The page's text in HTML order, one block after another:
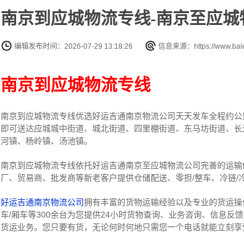
南京到应城物流专线-南京至应城
编辑发布时间：2026-07-29 13:18:26 信息来源：https://
南京到应城物流专线
南京到应城物流专线优选好运吉通南京物流公司天天发车全程约公
即可送达应城城中街道、城北街道、四里棚街道、东马坊街道、
河镇、杨岭镇、汤池镇。
南京到应城物流专线依托好运吉通南京至应城物流公司完善的运
厂、贸易商、批发商等新老客户提供仓储配送、零担/整车、冷链/
好运吉通南京物流公司拥有丰富的货物运输经验以及专业的货运
车/厢车等300余台为您提供24小时货物查询、业务咨询、信息反馈
货运业务。 您只要有货，无论何时何地只需您一个电话就能立刻